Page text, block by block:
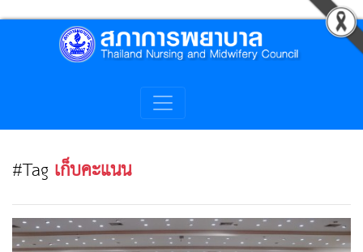
#Tag เก็บคะแนน